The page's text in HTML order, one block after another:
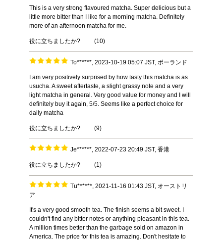
This is a very strong flavoured matcha. Super delicious but a
little more bitter than I like for a morning matcha. Definitely
more of an afternoon matcha for me.
役に立ちましたか? (10)
To******, 2023-10-19 05:07 JST, ポーランド
I am very positively surprised by how tasty this matcha is as
usucha. A sweet aftertaste, a slight grassy note and a very
light matcha in general. Very good value for money and I will
definitely buy it again, 5/5. Seems like a perfect choice for
daily matcha
役に立ちましたか? (9)
Je******, 2022-07-23 20:49 JST, 香港
役に立ちましたか? (1)
Tu******, 2021-11-16 01:43 JST, オーストリ
ア
It's a very good smooth tea. The finish seems a bit sweet. I
couldn't find any bitter notes or anything pleasant in this tea.
A million times better than the garbage sold on amazon in
America. The price for this tea is amazing. Don't hesitate to